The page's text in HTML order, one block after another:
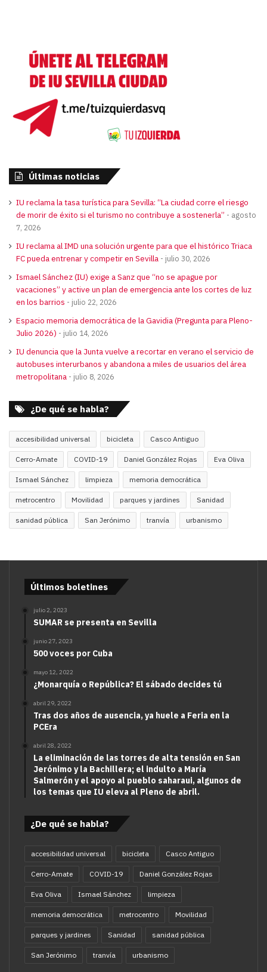
Últimas noticias
IU reclama la tasa turística para Sevilla: “La ciudad corre el riesgo
de morir de éxito si el turismo no contribuye a sostenerla”
agosto
7, 2026
IU reclama al IMD una solución urgente para que el histórico Triaca
FC pueda entrenar y competir en Sevilla
julio 30, 2026
Ismael Sánchez (IU) exige a Sanz que “no se apague por
vacaciones” y active un plan de emergencia ante los cortes de luz
en los barrios
julio 22, 2026
Espacio memoria democrática de la Gavidia (Pregunta para Pleno-
Julio 2026)
julio 14, 2026
IU denuncia que la Junta vuelve a recortar en verano el servicio de
autobuses interurbanos y abandona a miles de usuarios del área
metropolitana
julio 8, 2026
¿De qué se habla?
accesibilidad universal bicicleta Casco Antiguo
Cerro-Amate COVID-19 Daniel González Rojas Eva Oliva
Ismael Sánchez limpieza memoria democrática
metrocentro Movilidad parques y jardines Sanidad
sanidad pública San Jerónimo tranvía urbanismo
Últimos boletines
julio 2, 2023
SUMAR se presenta en Sevilla
junio 27, 2023
500 voces por Cuba
mayo 12, 2022
¿Monarquía o República? El sábado decides tú
abril 29, 2022
Tras dos años de ausencia, ya huele a Feria en la
PCEra
abril 28, 2022
La eliminación de las torres de alta tensión en San
Jerónimo y la Bachillera; el indulto a María
Salmerón y el apoyo al pueblo saharaui, algunos de
los temas que IU eleva al Pleno de abril.
¿De qué se habla?
accesibilidad universal bicicleta Casco Antiguo
Cerro-Amate COVID-19 Daniel González Rojas
Eva Oliva Ismael Sánchez limpieza
memoria democrática metrocentro Movilidad
parques y jardines Sanidad sanidad pública
San Jerónimo tranvía urbanismo